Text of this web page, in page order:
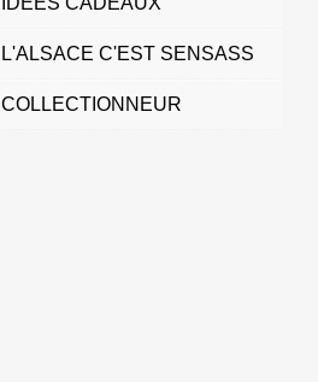
L'ALSACE C'EST SENSASS
COLLECTIONNEUR